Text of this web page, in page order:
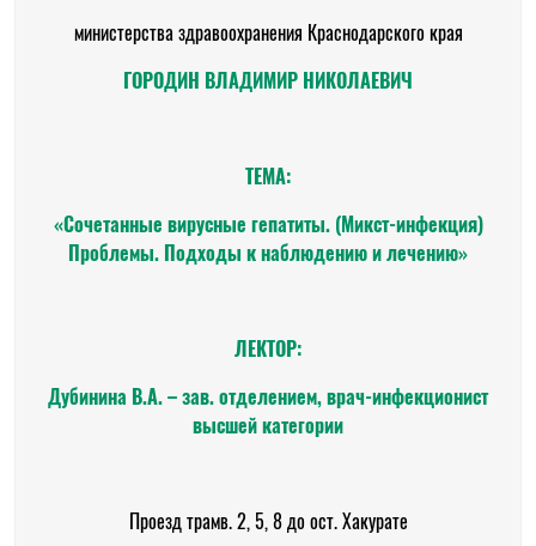
министерства здравоохранения Краснодарского края
ГОРОДИН ВЛАДИМИР НИКОЛАЕВИЧ
ТЕМА:
«Сочетанные вирусные гепатиты. (Микст-инфекция)
Проблемы. Подходы к наблюдению и лечению»
ЛЕКТОР:
Дубинина В.А. – зав. отделением, врач-инфекционист
высшей категории
Проезд трамв. 2, 5, 8 до ост. Хакурате